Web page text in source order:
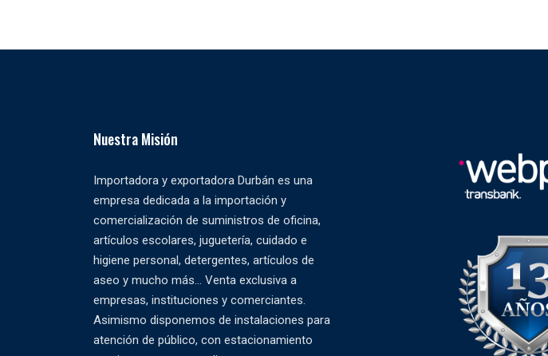
Nuestra Misión
Importadora y exportadora Durbán es una
empresa dedicada a la importación y
comercialización de suministros de oficina,
artículos escolares, juguetería, cuidado e
higiene personal, detergentes, artículos de
aseo y mucho más... Venta exclusiva a
empresas, instituciones y comerciantes.
Asimismo disponemos de instalaciones para
atención de público, con estacionamiento